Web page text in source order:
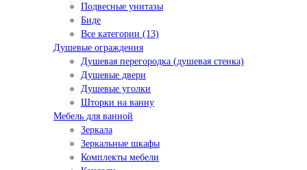
Подвесные унитазы
Биде
Все категории (13)
Душевые ограждения
Душевая перегородка (душевая стенка)
Душевые двери
Душевые уголки
Шторки на ванну
Мебель для ванной
Зеркала
Зеркальные шкафы
Комплекты мебели